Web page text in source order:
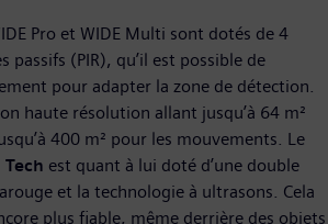
Pro et WIDE Multi sont dotés de 4
passifs (PIR), qu’il est possible de
pour adapter la zone de détection.
haute résolution allant jusqu’à 64 m²
400 m² pour les mouvements. Le
Tech est quant à lui doté d’une double
et la technologie à ultrasons. Cela
plus fiable, même derrière des objets